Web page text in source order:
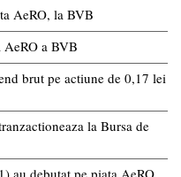
AeRO, la BVB
AeRO a BVB
brut pe actiune de 0,17 lei
la Bursa de